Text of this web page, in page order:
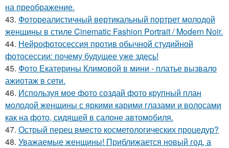
на преображение.
43. Фотореалистичный вертикальный портрет молодой
женщины в стиле Cinematic Fashion Portrait / Modern Noir.
44. Нейрофотосессия против обычной студийной
фотосессии: почему будущее уже здесь!
45. Фото Екатерины Климовой в мини - платье вызвало
ажиотаж в сети.
46. Используя мое фото создай фото крупный план
молодой женщины с яркими карими глазами и волосами
как на фото, сидящей в салоне автомобиля.
47. Острый перец вместо косметологических процедур?
48. Уважаемые женщины! Приближается новый год, а